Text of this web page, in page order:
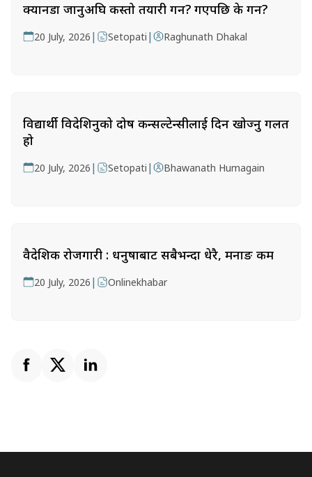
क्यानडा जानुअघि कस्तो तयारी गर्ने? गएपछि के गर्ने?
20 July, 2026 | Setopati | Raghunath Dhakal
विद्यार्थी विदेशिनुको दोष कन्सल्टेन्सीलाई दिन खोज्नु गलत
हो
20 July, 2026 | Setopati | Bhawanath Humagain
वैदेशिक रोजगारी : धनुषाबाट सबैभन्दा धेरै, मनाङ कम
20 July, 2026 | Onlinekhabar